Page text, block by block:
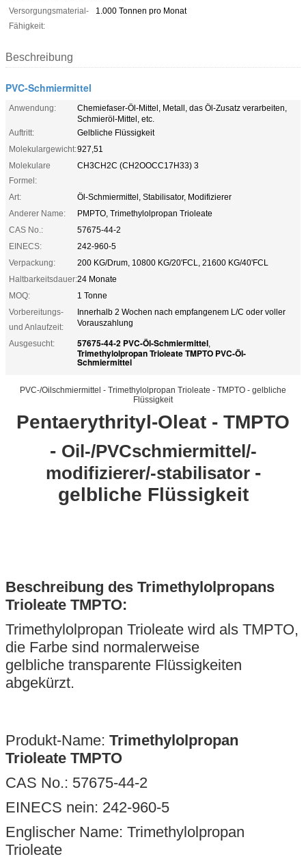
Versorgungsmaterial-
Fähigkeit:
1.000 Tonnen pro Monat
Beschreibung
PVC-Schmiermittel
Anwendung:
Chemiefaser-Öl-Mittel, Metall, das Öl-Zusatz verarbeiten,
Schmieröl-Mittel, etc.
Auftritt:
Gelbliche Flüssigkeit
Molekulargewicht:927,51
Molekulare
Formel:
CH3CH2C (CH2OOCC17H33) 3
Art:
Öl-Schmiermittel, Stabilisator, Modifizierer
Anderer Name:
PMPTO, Trimethylolpropan Trioleate
CAS No.:
57675-44-2
EINECS:
242-960-5
Verpackung:
200 KG/Drum, 10800 KG/20'FCL, 21600 KG/40'FCL
Haltbarkeitsdauer:24 Monate
MOQ:
1 Tonne
Vorbereitungs-
und Anlaufzeit:
Innerhalb 2 Wochen nach empfangenem L/C oder voller
Vorauszahlung
Ausgesucht: 57675-44-2 PVC-Öl-Schmiermittel,
Trimethylolpropan Trioleate TMPTO PVC-Öl-
Schmiermittel
PVC-/Oilschmiermittel - Trimethylolpropan Trioleate - TMPTO - gelbliche
Flüssigkeit
Pentaerythrityl-Oleat - TMPTO
- Oil-/PVCschmiermittel/-
modifizierer/-stabilisator -
gelbliche Flüssigkeit
Beschreibung des Trimethylolpropans
Trioleate TMPTO:
Trimethylolpropan Trioleate wird als TMPTO,
die Farbe sind normalerweise
gelbliche transparente Flüssigkeiten
abgekürzt.
Produkt-Name: Trimethylolpropan
Trioleate TMPTO
CAS No.: 57675-44-2
EINECS nein: 242-960-5
Englischer Name: Trimethylolpropan
Trioleate